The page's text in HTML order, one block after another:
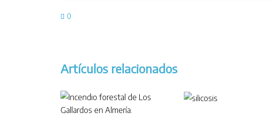
0
Artículos relacionados